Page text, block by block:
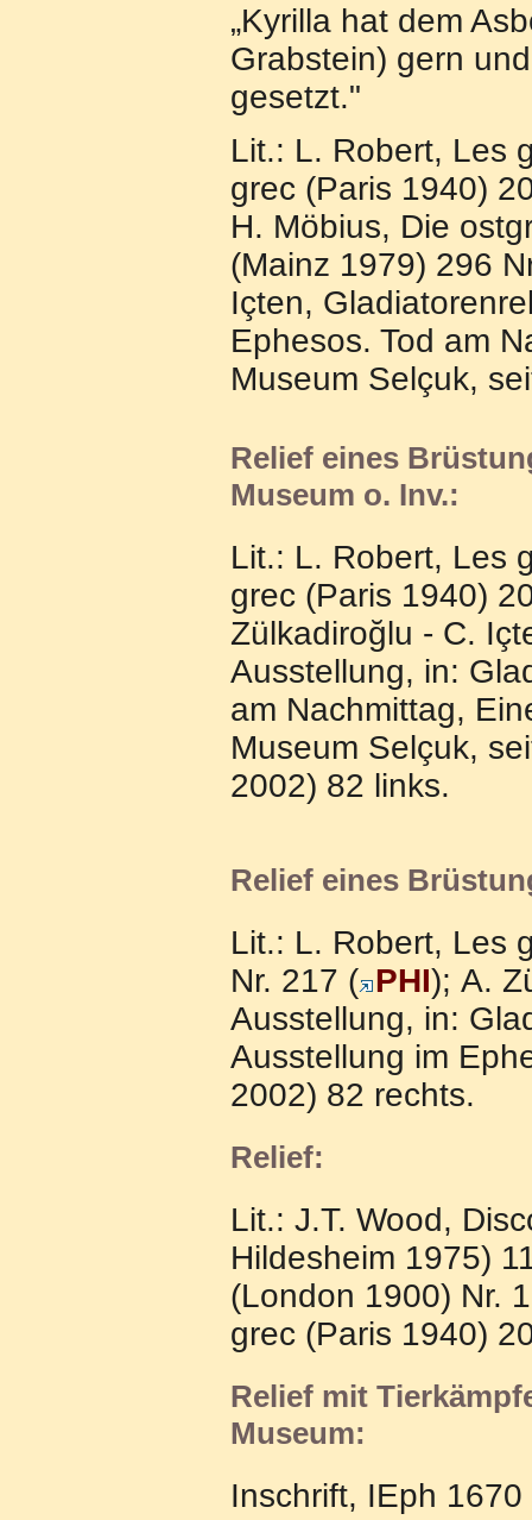
„Kyrilla hat dem
Grabstein) gern
gesetzt."
Lit.: L. Robert, Les
grec (Paris 1940)
H. Möbius, Die
(Mainz 1979) 296
Içten,
Ephesos. Tod am
Museum Selçuk,
Relief eines
Museum o. Inv.:
Lit.: L. Robert, Les
grec (Paris 1940)
Zülkadiroğlu - C.
Ausstellung, in:
am Nachmittag,
Museum Selçuk,
2002) 82 links.
Relief eines
Lit.: L. Robert, Les
Nr. 217 ( PHI); A.
Ausstellung, in:
Ausstellung im
2002) 82 rechts.
Relief:
Lit.: J.T. Wood,
Hildesheim 1975)
(London 1900) Nr.
grec (Paris 1940)
Relief mit
Museum:
Inschrift, IEph 1670